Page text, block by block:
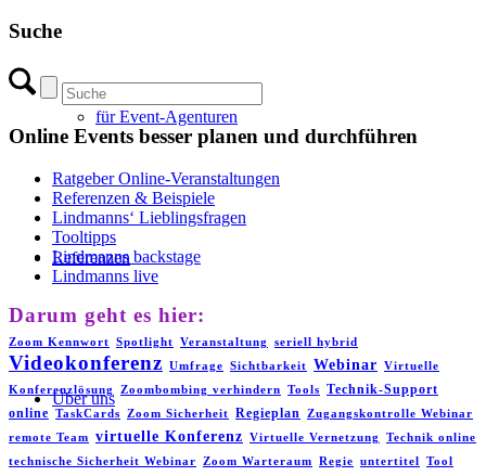
für Event-Agenturen
Referenzen
Über uns
Suche
Online Events besser planen und durchführen
Ratgeber Online-Veranstaltungen
Referenzen & Beispiele
Lindmanns‘ Lieblingsfragen
Tooltipps
Lindmanns backstage
Lindmanns live
Darum geht es hier:
Zoom Kennwort Spotlight Veranstaltung seriell hybrid
Videokonferenz Umfrage Sichtbarkeit Webinar
Virtuelle
Konferenzlösung
Zoombombing verhindern Tools
Technik-Support
online
TaskCards Zoom Sicherheit Regieplan
Zugangskontrolle Webinar
remote Team
virtuelle Konferenz Virtuelle Vernetzung
Technik online
technische Sicherheit Webinar
Zoom Warteraum Regie untertitel
Tool